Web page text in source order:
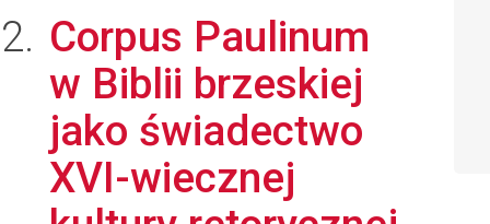
Corpus Paulinum
w Biblii brzeskiej
jako świadectwo
XVI-wiecznej